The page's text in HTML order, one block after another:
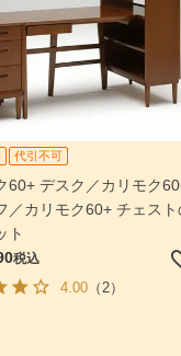
代引不可
60+ デスク／カリモク
／カリモク60+ チェスト
ト
税込
4.00（2）